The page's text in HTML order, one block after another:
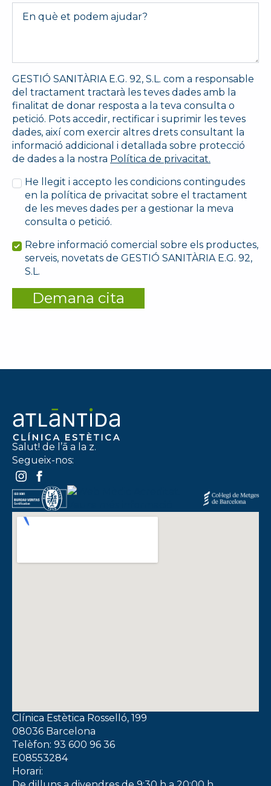
Message
GESTIÓ SANITÀRIA E.G. 92, S.L. com a responsable
del tractament tractarà les teves dades amb la
finalitat de donar resposta a la teva consulta o
petició. Pots accedir, rectificar i suprimir les teves
dades, així com exercir altres drets consultant la
informació addicional i detallada sobre protecció
de dades a la nostra Política de privacitat.
He llegit i accepto les condicions contingudes
en la política de privacitat sobre el tractament
de les meves dades per a gestionar la meva
consulta o petició.
Rebre informació comercial sobre els productes,
serveis, novetats de GESTIÓ SANITÀRIA E.G. 92,
S.L.
Demana cita
Salut! de l’ā a la z.
Segueix-nos:
Clínica Estètica Rosselló, 199
08036 Barcelona
Telèfon: 93 600 96 36
E08553284
Horari: